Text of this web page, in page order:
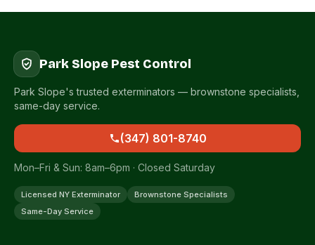
Park Slope Pest Control
Park Slope's trusted exterminators — brownstone specialists,
same-day service.
(347) 801-8740
Mon–Fri & Sun: 8am–6pm · Closed Saturday
Licensed NY Exterminator
Brownstone Specialists
Same-Day Service